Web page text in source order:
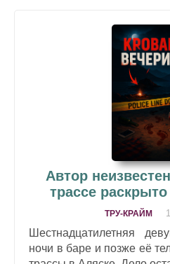
Автор
трассе
ТРУ-КРАЙМ
Шестнадцатилетняя
ночи в баре и позже её